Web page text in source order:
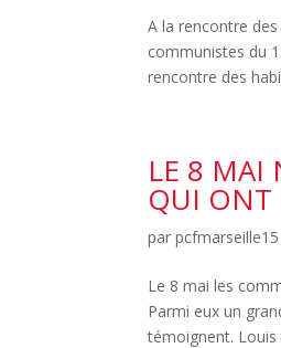
A la rencontre
communistes du
rencontre des
LE 8 MAI
QUI ONT
parpcfmarseille15
Le 8 mai les
Parmi eux un
témoignent. Louis